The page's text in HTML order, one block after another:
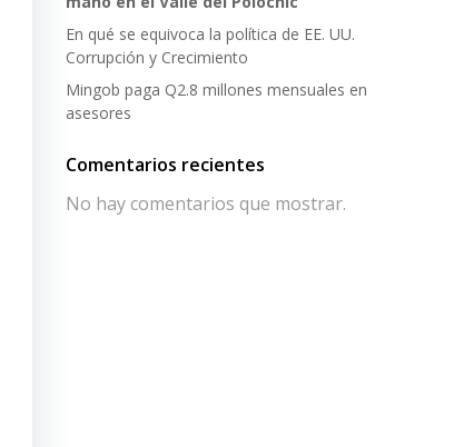
En qué se equivoca la política de EE. UU.
Corrupción y Crecimiento
Mingob paga Q2.8 millones mensuales en
asesores
Comentarios recientes
No hay comentarios que mostrar.